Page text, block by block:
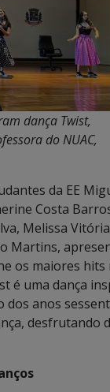
dança Twist,
do NUAC,
da EE
Costa
Melissa
Martins,
os maiores hits
é uma dança
dos anos
desfrutando